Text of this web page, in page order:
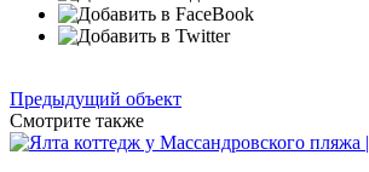
Предыдущий объект
Смотрите также